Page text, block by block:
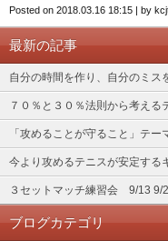
Posted on 2018.03.16 18:15 | by
最新の記事
自分の時間を作り、自分のミス
７０％と３０％法則から考える
「攻めることが守ること」テー
今より攻めるテニスが安定する
３セットマッチ練習会 9/13 9/
ブログカテゴリ